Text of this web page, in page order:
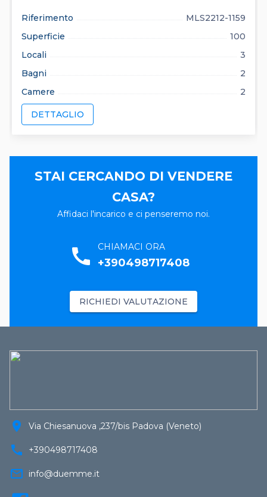
Riferimento
MLS2212-1159
Superficie
100
Locali
3
Bagni
2
Camere
2
DETTAGLIO
STAI CERCANDO DI VENDERE
CASA?
Affidaci l'incarico e ci penseremo noi.
call CHIAMACI ORA
+390498717408
RICHIEDI VALUTAZIONE
location_on Via Chiesanuova ,237/bis Padova (Veneto)
call +390498717408
mail_outline info@duemme.it